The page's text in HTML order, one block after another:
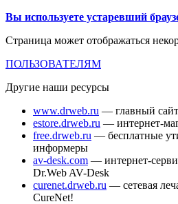
Вы используете устаревший
Страница может отображаться
ПОЛЬЗОВАТЕЛЯМ
Другие наши ресурсы
www.drweb.ru — главный
estore.drweb.ru — интернет-
free.drweb.ru — бесплатные
информеры
av-desk.com — интернет-
Dr.Web AV-Desk
curenet.drweb.ru — сетевая
CureNet!